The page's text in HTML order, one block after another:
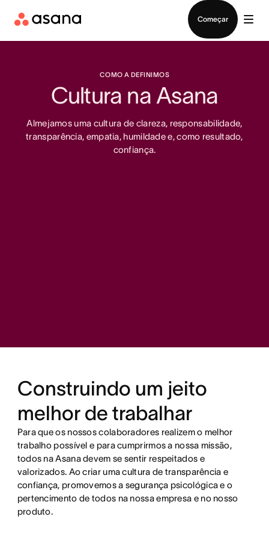
Começar
COMO A DEFINIMOS
Cultura na Asana
Almejamos uma cultura de clareza, responsabilidade,
transparência, empatia, humildade e, como resultado,
confiança.
Construindo um jeito
melhor de trabalhar
Para que os nossos colaboradores realizem o melhor
trabalho possível e para cumprirmos a nossa missão,
todos na Asana devem se sentir respeitados e
valorizados. Ao criar uma cultura de transparência e
confiança, promovemos a segurança psicológica e o
pertencimento de todos na nossa empresa e no nosso
produto.